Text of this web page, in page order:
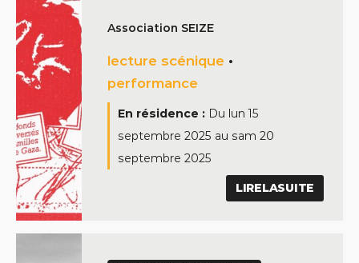
Association SEIZE
lecture scénique •
performance
En résidence : Du lun 15
septembre 2025 au sam 20
septembre 2025
LIRELASUITE